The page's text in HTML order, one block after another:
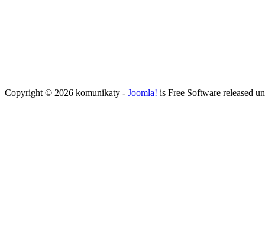
Copyright © 2026 komunikaty - Joomla! is Free Software released